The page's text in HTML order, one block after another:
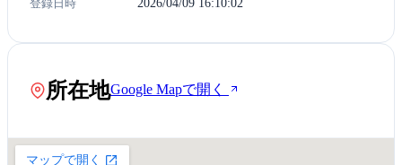
登録日時 2026/04/09 16:10:02
所在地Google Mapで開く